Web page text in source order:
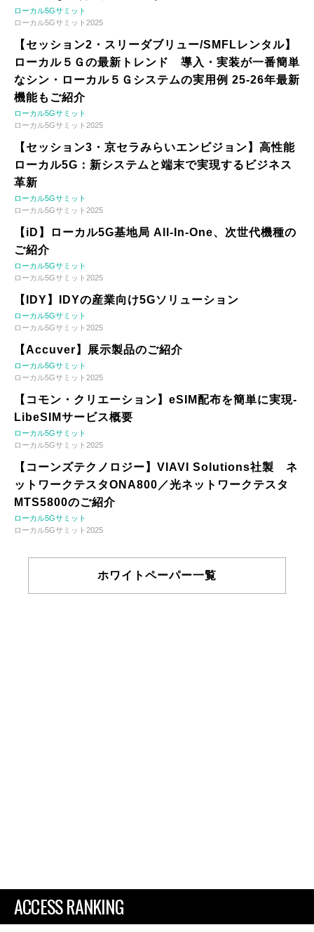
ローカル5Gサミット
ローカル5Gサミット2025
【セッション2・スリーダブリュー/SMFLレンタル】
ローカル５Ｇの最新トレンド 導入・実装が一番簡単
なシン・ローカル５Ｇシステムの実用例 25-26年最新
機能もご紹介
ローカル5Gサミット
ローカル5Gサミット2025
【セッション3・京セラみらいエンビジョン】高性能
ローカル5G：新システムと端末で実現するビジネス
革新
ローカル5Gサミット
ローカル5Gサミット2025
【iD】ローカル5G基地局 All-In-One、次世代機種の
ご紹介
ローカル5Gサミット
ローカル5Gサミット2025
【IDY】IDYの産業向け5Gソリューション
ローカル5Gサミット
ローカル5Gサミット2025
【Accuver】展示製品のご紹介
ローカル5Gサミット
ローカル5Gサミット2025
【コモン・クリエーション】eSIM配布を簡単に実現-
LibeSIMサービス概要
ローカル5Gサミット
ローカル5Gサミット2025
【コーンズテクノロジー】VIAVI Solutions社製 ネ
ットワークテスタONA800／光ネットワークテスタ
MTS5800のご紹介
ローカル5Gサミット
ローカル5Gサミット2025
ホワイトペーパー一覧
ACCESS RANKING